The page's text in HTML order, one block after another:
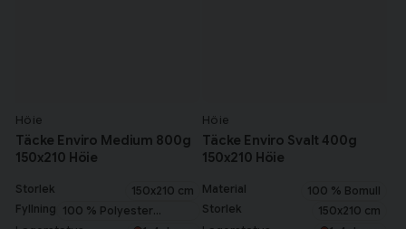
Höie
Täcke Enviro Medium 800g
150x210 Höie
Storlek
150x210 cm
Fyllning 100 % Polyester
Höie
Täcke Enviro Svalt 400g
150x210 Höie
Material
100 % Bomull
Storlek
150x210 cm